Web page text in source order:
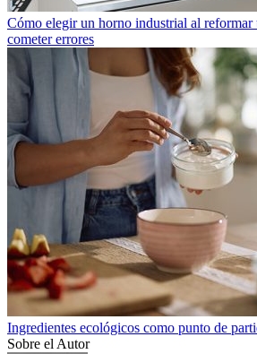
Cómo elegir un horno industrial al reformar
cometer errores
Ingredientes ecológicos como punto de
Sobre el Autor